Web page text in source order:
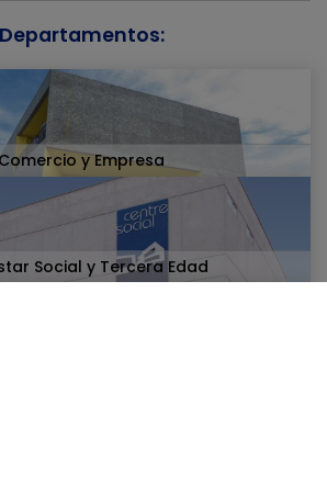
Departamentos:
Comercio y Empresa
Social y Tercera Edad